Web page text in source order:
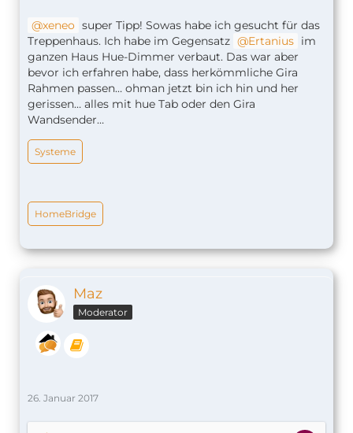
xeneo super Tipp! Sowas habe ich gesucht für das
Treppenhaus. Ich habe im Gegensatz
Ertanius im
ganzen Haus Hue-Dimmer verbaut. Das war aber
bevor ich erfahren habe, dass herkömmliche Gira
Rahmen passen… ohman jetzt bin ich hin und her
gerissen… alles mit hue Tab oder den Gira
Wandsender…
Systeme
HomeBridge
Maz
Moderator
26. Januar 2017